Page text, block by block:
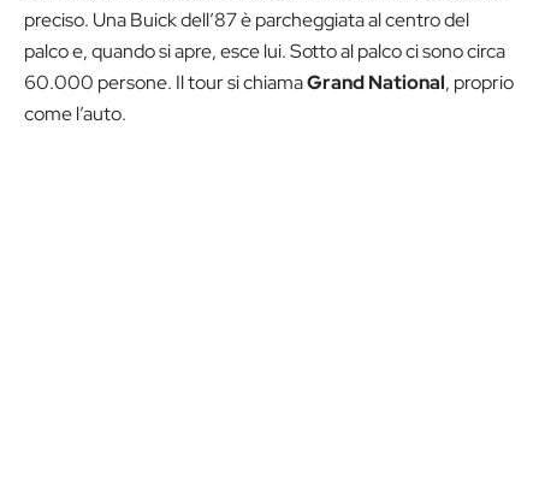
preciso. Una Buick dell’87 è parcheggiata al centro del
palco e, quando si apre, esce lui. Sotto al palco ci sono circa
60.000 persone. Il tour si chiamaGrand National, proprio
come l’auto.